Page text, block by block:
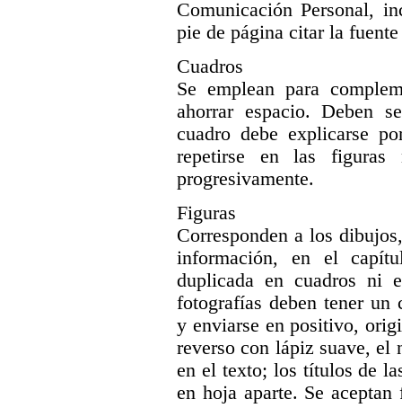
Comunicación Personal,
pie de página citar la
Cuadros
Se emplean para
ahorrar espacio. Deben
cuadro debe explicarse
repetirse en las figuras
progresivamente.
Figuras
Corresponden a los
información, en el
duplicada en cuadros ni
fotografías deben tener un
y enviarse en positivo,
reverso con lápiz suave, el
en el texto; los títulos de
en hoja aparte. Se